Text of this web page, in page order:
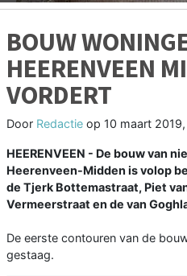
BOUW
HEERENVEEN
VORDERT
Door Redactie op 10 maart
HEERENVEEN - De bouw van
Heerenveen-Midden is volop
de Tjerk Bottemastraat, Piet
Vermeerstraat en de van
De eerste contouren van de
gestaag.